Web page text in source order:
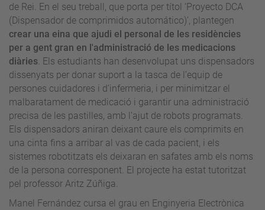
de Rei. En el seu treball, que porta per títol ‘Proyecto DCA
(Dispensador de comprimidos automático)’, plantegen
crear una eina que ajudi el personal de les residències
per a gent gran en l'administració de les medicacions
diàries. Els estudiants han desenvolupat uns dispensadors
dissenyats per donar suport a la tasca de l’equip de
persones cuidadores i d’infermeria, i per minimitzar el
malbaratament de medicació i garantir una administració
precisa de les pastilles, amb l’ajut de robots programats.
Els dispensadors aniran deixant caure els comprimits en
una cinta fins a arribar al vas de cada pacient, i els
sistemes robotitzats els deixaran en safates amb els noms
de la persona corresponent. El projecte ha estat tutoritzat
pel professor Aritz Zúñiga.
Manel Fernández cursa el grau en Enginyeria Electrònica